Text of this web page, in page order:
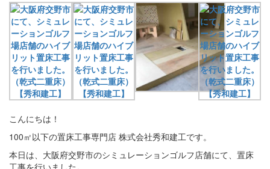
こんにちは！
100㎡以下の置床工事専門店 株式会社秀和建工です。
本日は、大阪府交野市のシミュレーションゴルフ店舗にて、置床
工事を行いました。